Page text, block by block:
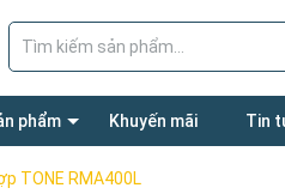
phẩm Khuyến mãi Tin
TONE RMA400L